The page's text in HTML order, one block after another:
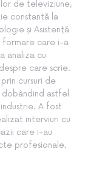
de televiziune,
constantă la
și Asistență
formare care i-a
analiza cu
care scrie.
cursuri de
dobândind astfel
A fost
interviuri cu
care i-au
profesionale.